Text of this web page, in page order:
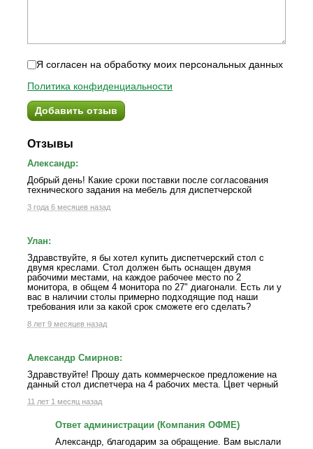
Я согласен на обработку моих персональных данных
Политика конфиденциальности
Добавить отзыв
Отзывы
Александр:
Добрый день! Какие сроки поставки после согласования
технического задания на мебель для диспетчерской
3 года 6 месяцев назад
Улан:
Здравствуйте, я бы хотел купить диспетчерский стол с
двумя креслами. Стол должен быть оснащен двумя
рабочими местами, на каждое рабочее место по 2
монитора, в общем 4 монитора по 27" диагонали. Есть ли у
вас в наличии столы примерно подходящие под наши
требования или за какой срок сможете его сделать?
8 лет 9 месяцев назад
Александр Смирнов:
Здравствуйте! Прошу дать коммерческое предложение на
данный стол диспетчера на 4 рабочих места. Цвет черный
11 лет 1 месяц назад
Ответ администрации (Компания ОФМЕ)
Александр, благодарим за обращение. Вам выслали